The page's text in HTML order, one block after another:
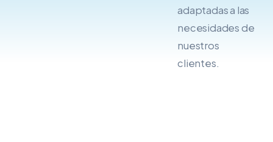
adaptadas a las
necesidades de
nuestros
clientes.